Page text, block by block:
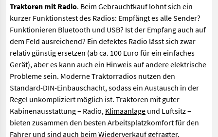
Traktoren mit Radio. Beim Gebrauchtkauf lohnt sich ein
kurzer Funktionstest des Radios: Empfängt es alle Sender?
Funktionieren Bluetooth und USB? Ist der Empfang auch auf
dem Feld ausreichend? Ein defektes Radio lässt sich zwar
relativ günstig ersetzen (ab ca. 100 Euro für ein einfaches
Gerät), aber es kann auch ein Hinweis auf andere elektrische
Probleme sein. Moderne Traktorradios nutzen den
Standard-DIN-Einbauschacht, sodass ein Austausch in der
Regel unkompliziert möglich ist. Traktoren mit guter
Kabinenausstattung – Radio, Klimaanlage und Luftsitz –
bieten zusammen den besten Arbeitsplatzkomfort für den
Fahrer und sind auch beim Wiederverkauf gefragter.